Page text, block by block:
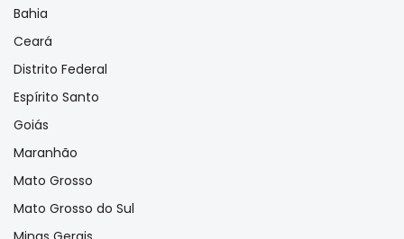
Bahia
Ceará
Distrito Federal
Espírito Santo
Goiás
Maranhão
Mato Grosso
Mato Grosso do Sul